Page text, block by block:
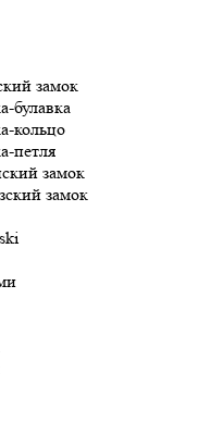
замок
булавка
кольцо
петля
замок
замок